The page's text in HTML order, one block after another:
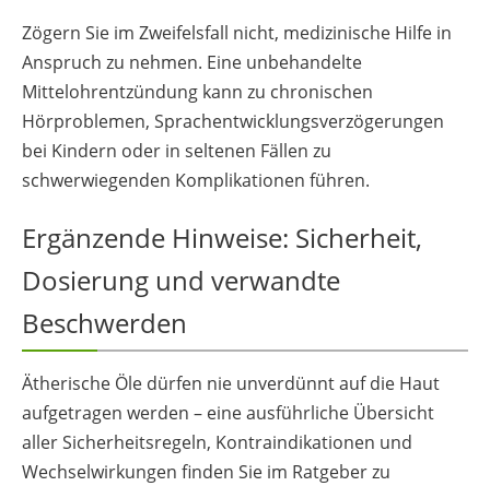
Zögern Sie im Zweifelsfall nicht, medizinische Hilfe in
Anspruch zu nehmen. Eine unbehandelte
Mittelohrentzündung kann zu chronischen
Hörproblemen, Sprachentwicklungsverzögerungen
bei Kindern oder in seltenen Fällen zu
schwerwiegenden Komplikationen führen.
Ergänzende Hinweise: Sicherheit,
Dosierung und verwandte
Beschwerden
Ätherische Öle dürfen nie unverdünnt auf die Haut
aufgetragen werden – eine ausführliche Übersicht
aller Sicherheitsregeln, Kontraindikationen und
Wechselwirkungen finden Sie im Ratgeber zu